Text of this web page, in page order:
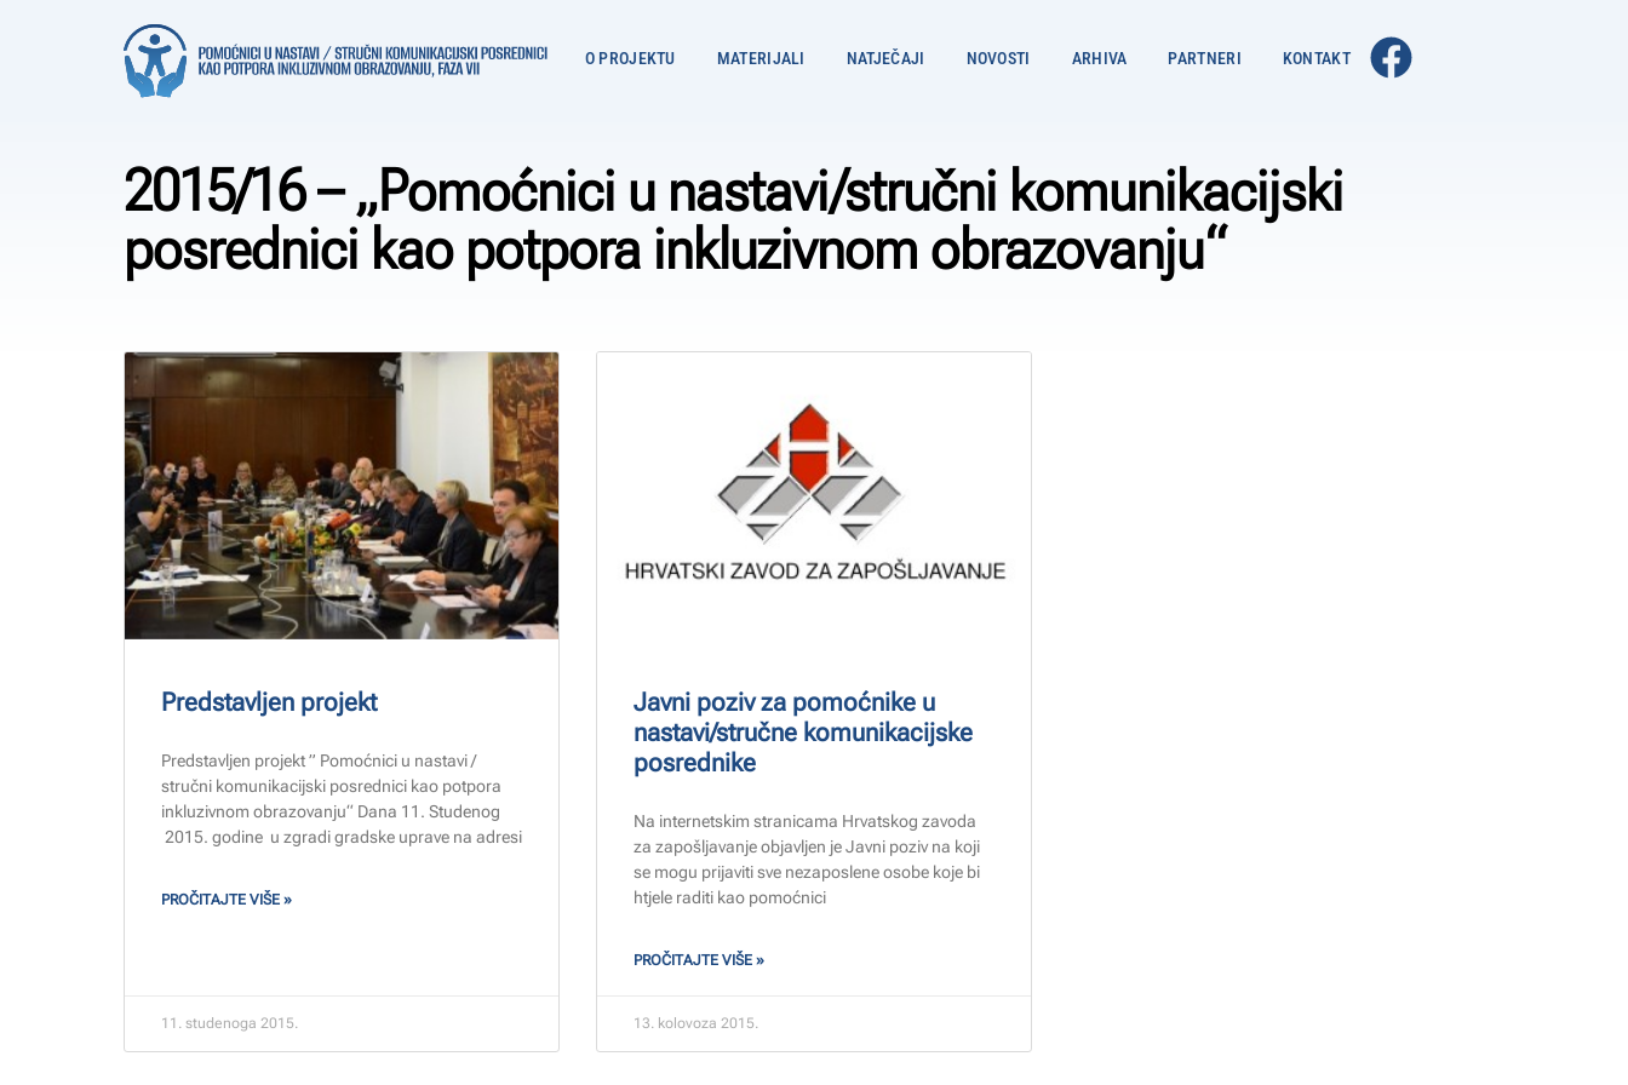
O PROJEKTU MATERIJALI NATJEČAJI NOVOSTI ARHIVA PARTNERI KONTAKT
2015/16 – „Pomoćnici u nastavi/stručni komunikacijski
posrednici kao potpora inkluzivnom obrazovanju“
Predstavljen projekt
Predstavljen projekt ” Pomoćnici u nastavi /
stručni komunikacijski posrednici kao potpora
inkluzivnom obrazovanju“ Dana 11. Studenog
2015. godine u zgradi gradske uprave na adresi
PROČITAJTE VIŠE »
11. studenoga 2015.
Javni poziv za pomoćnike u
nastavi/stručne komunikacijske
posrednike
Na internetskim stranicama Hrvatskog zavoda
za zapošljavanje objavljen je Javni poziv na koji
se mogu prijaviti sve nezaposlene osobe koje bi
htjele raditi kao pomoćnici
PROČITAJTE VIŠE »
13. kolovoza 2015.